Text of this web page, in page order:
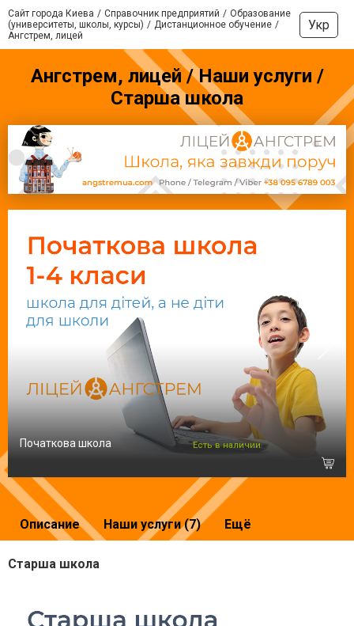
Сайт города Киева Справочник предприятий
Образование
(университеты, школы, курсы)
Дистанционное обучение
Ангстрем, лицей
Укр
Ангстрем, лицей / Наши услуги /
Старша школа
Початкова школа Есть в наличии
Описание Наши услуги (7) Ещё
Старша школа